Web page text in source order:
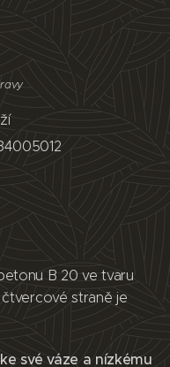
B 20 ve tvaru
straně je
své váze a nízkému